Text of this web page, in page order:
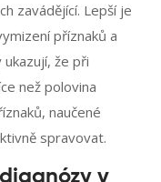
zavádějící. Lepší je
příznaků a
že při
než polovina
naučené
spravovat.
v